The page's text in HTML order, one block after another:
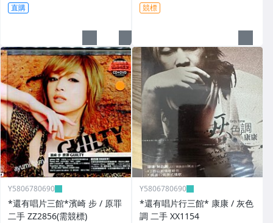
直購 競標
Y5806780690
*還有唱片三館*濱崎 步 / 原罪
二手 ZZ2856(需競標)
Y5806780690
*還有唱片行三館* 康康 / 灰色
調 二手 XX1154